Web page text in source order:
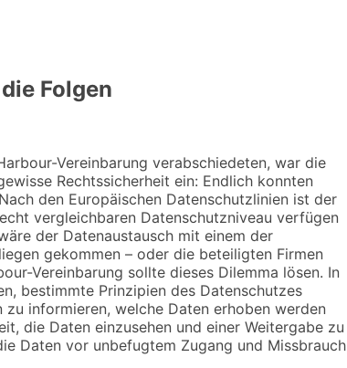
Folgen
Vereinbarung verabschiedeten, war die
Rechtssicherheit ein: Endlich konnten
den Europäischen Datenschutzlinien ist der
vergleichbaren Datenschutzniveau verfügen
der Datenaustausch mit einem der
gekommen – oder die beteiligten Firmen
Vereinbarung sollte dieses Dilemma lösen. In
bestimmte Prinzipien des Datenschutzes
informieren, welche Daten erhoben werden
die Daten einzusehen und einer Weitergabe zu
Daten vor unbefugtem Zugang und Missbrauch